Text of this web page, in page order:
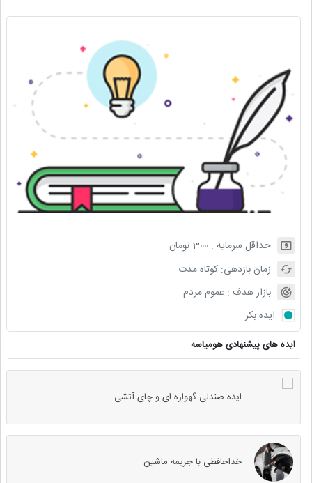
حداقل سرمایه :300 تومان
زمان بازدهی:کوتاه مدت
بازار هدف : عموم مردم
ایده بکر
ایده های پیشنهادی هومیاسه
ایده صندلی گهواره ای و چای آتشی
خداحافظی با جریمه ماشین